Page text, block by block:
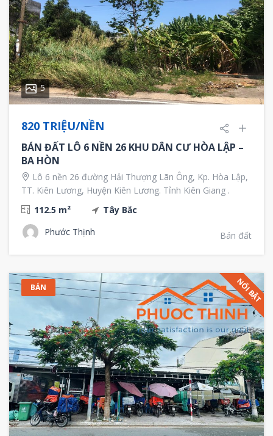
5
820 TRIỆU/NỀN
BÁN ĐẤT LÔ 6 NỀN 26 KHU DÂN CƯ HÒA LẬP –
BA HÒN
Lô 6 nền 26 đường Hải Thượng Lãn Ông, Kp. Hòa Lập,
TT. Kiên Lương, Huyện Kiên Lương. Tỉnh Kiên Giang .
112.5 m²
Tây Bắc
Phước Thịnh
Bán đất
BÁN NỔI BẬT